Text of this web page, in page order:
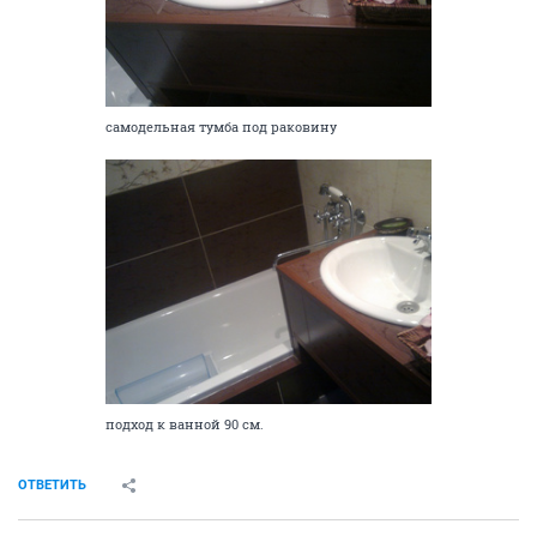
самодельная тумба под раковину
подход к ванной 90 см.
ОТВЕТИТЬ